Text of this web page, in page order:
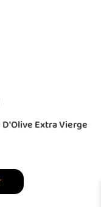
Extra Vierge